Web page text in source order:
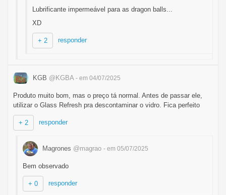
Lubrificante impermeável para as dragon balls...
XD
+ 2 responder
KGB @KGBA - em 04/07/2025
Produto muito bom, mas o preço tá normal. Antes de passar ele,
utilizar o Glass Refresh pra descontaminar o vidro. Fica perfeito
+ 2 responder
Magrones @magrao - em 05/07/2025
Bem observado
+ 0 responder